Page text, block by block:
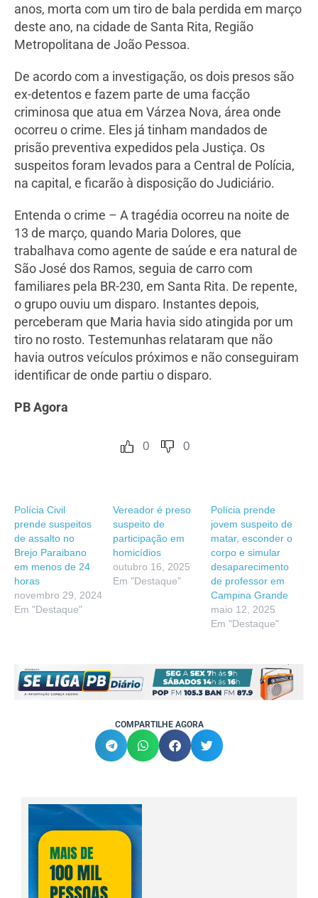
anos, morta com um tiro de bala perdida em março
deste ano, na cidade de Santa Rita, Região
Metropolitana de João Pessoa.
De acordo com a investigação, os dois presos são
ex-detentos e fazem parte de uma facção
criminosa que atua em Várzea Nova, área onde
ocorreu o crime. Eles já tinham mandados de
prisão preventiva expedidos pela Justiça. Os
suspeitos foram levados para a Central de Polícia,
na capital, e ficarão à disposição do Judiciário.
Entenda o crime – A tragédia ocorreu na noite de
13 de março, quando Maria Dolores, que
trabalhava como agente de saúde e era natural de
São José dos Ramos, seguia de carro com
familiares pela BR-230, em Santa Rita. De repente,
o grupo ouviu um disparo. Instantes depois,
perceberam que Maria havia sido atingida por um
tiro no rosto. Testemunhas relataram que não
havia outros veículos próximos e não conseguiram
identificar de onde partiu o disparo.
PB Agora
0 0
Polícia Civil
prende suspeitos
de assalto no
Brejo Paraibano
em menos de 24
horas
novembro 29, 2024
Em "Destaque"
Vereador é preso
suspeito de
participação em
homicídios
outubro 16, 2025
Em "Destaque"
Polícia prende
jovem suspeito de
matar, esconder o
corpo e simular
desaparecimento
de professor em
Campina Grande
maio 12, 2025
Em "Destaque"
COMPARTILHE AGORA